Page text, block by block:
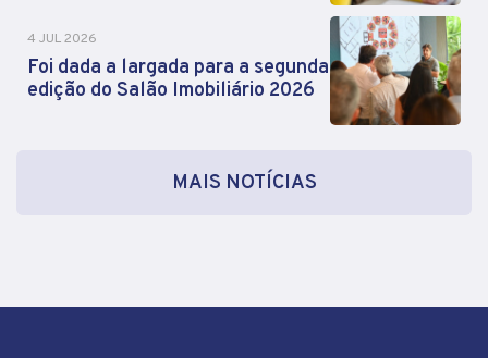
4 JUL 2026
Foi dada a largada para a segunda
edição do Salão Imobiliário 2026
MAIS NOTÍCIAS